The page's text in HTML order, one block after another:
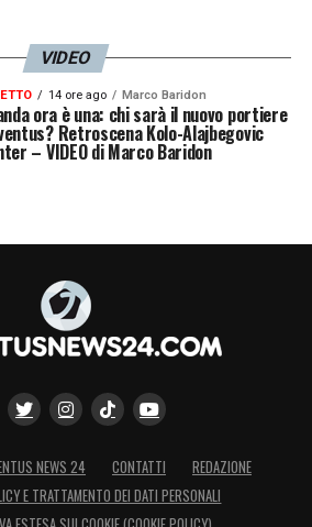
VIDEO
14 ore ago Marco Baridon
ora è una: chi sarà il nuovo portiere
Retroscena Kolo-Alajbegovic
– VIDEO di Marco Baridon
NEWS 24 CONTATTI
REDAZIONE
E TRATTAMENTO DEI DATI PERSONALI